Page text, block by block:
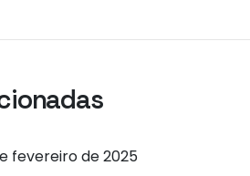
fevereiro de 2025